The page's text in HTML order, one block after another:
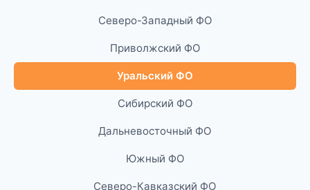
Северо-Западный ФО
Приволжский ФО
Уральский ФО
Сибирский ФО
Дальневосточный ФО
Южный ФО
Северо-Кавказский ФО